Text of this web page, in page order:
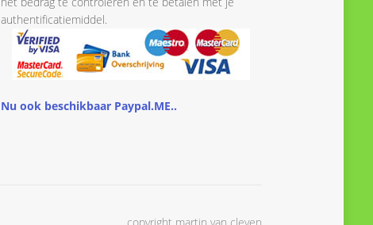
authentificatiemiddel.
Nu ook beschikbaar Paypal.ME..